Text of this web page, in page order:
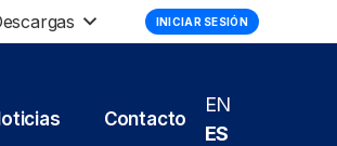
INICIAR SESIÓN
Contacto
EN
ES